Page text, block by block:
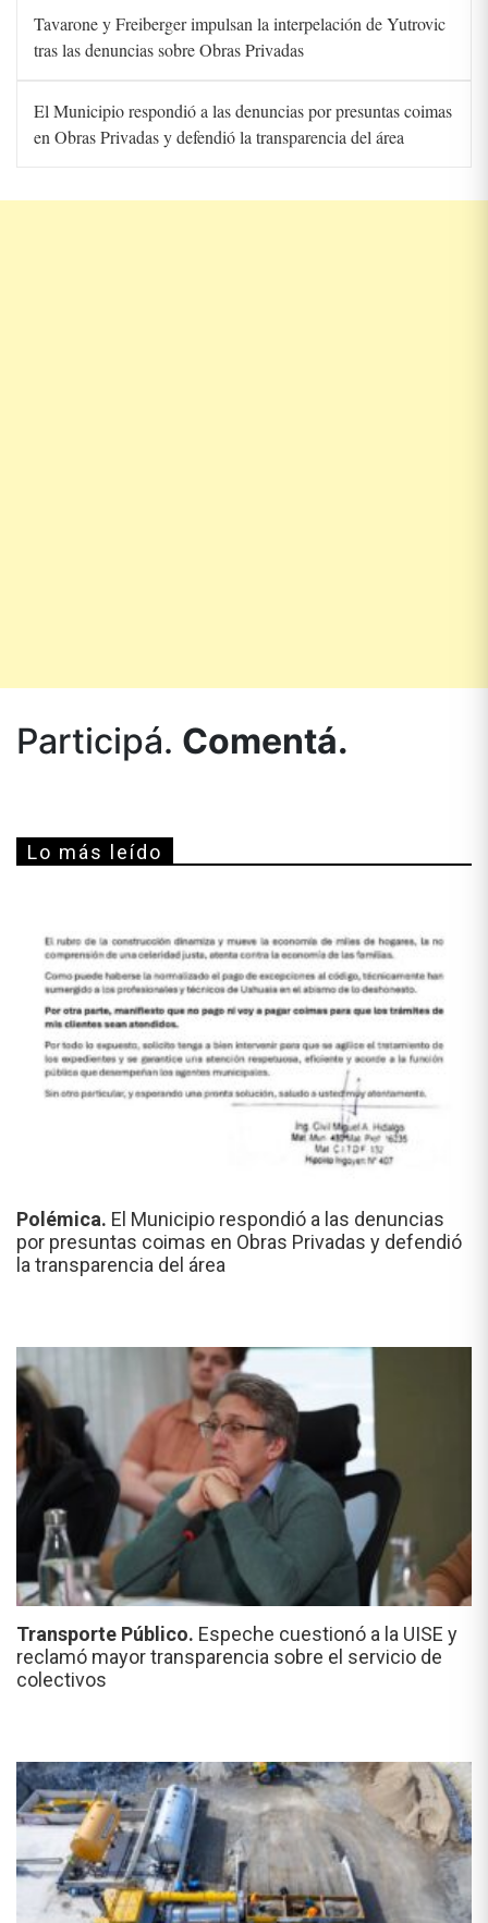
Tavarone y Freiberger impulsan la interpelación de Yutrovic
tras las denuncias sobre Obras Privadas
El Municipio respondió a las denuncias por presuntas coimas
en Obras Privadas y defendió la transparencia del área
Participá. Comentá.
Lo más leído
Polémica. El Municipio respondió a las denuncias
por presuntas coimas en Obras Privadas y defendió
la transparencia del área
Transporte Público. Espeche cuestionó a la UISE y
reclamó mayor transparencia sobre el servicio de
colectivos